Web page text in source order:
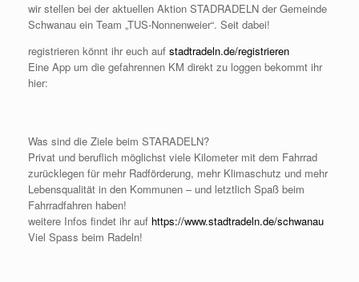
wir stellen bei der aktuellen Aktion STADRADELN der Gemeinde
Schwanau ein Team „TUS-Nonnenweier“. Seit dabei!
registrieren könnt ihr euch auf stadtradeln.de/registrieren
Eine App um die gefahrennen KM direkt zu loggen bekommt ihr
hier:
Was sind die Ziele beim STARADELN?
Privat und beruflich möglichst viele Kilometer mit dem Fahrrad
zurücklegen für mehr Radförderung, mehr Klimaschutz und mehr
Lebensqualität in den Kommunen – und letztlich Spaß beim
Fahrradfahren haben!
weitere Infos findet ihr auf https://www.stadtradeln.de/schwanau
Viel Spass beim Radeln!